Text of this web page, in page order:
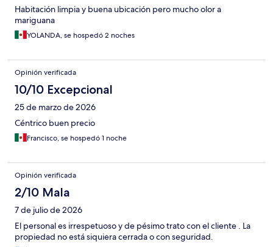
Habitación limpia y buena ubicación pero mucho olor a
mariguana
YOLANDA, se hospedó 2 noches
Opinión verificada
10/10 Excepcional
25 de marzo de 2026
Céntrico buen precio
Francisco, se hospedó 1 noche
Opinión verificada
2/10 Mala
7 de julio de 2026
El personal es irrespetuoso y de pésimo trato con el cliente . La
propiedad no está siquiera cerrada o con seguridad.